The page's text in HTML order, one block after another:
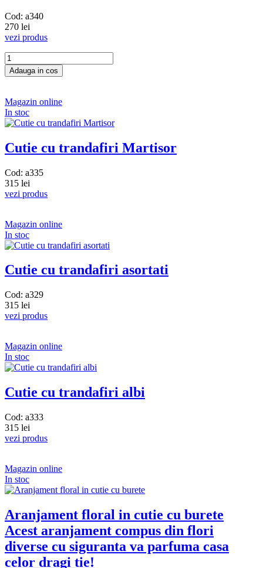
Cod: a340
270 lei
vezi produs
Magazin online
In stoc
Cutie cu trandafiri Martisor
Cod: a335
315 lei
vezi produs
Magazin online
In stoc
Cutie cu trandafiri asortati
Cod: a329
315 lei
vezi produs
Magazin online
In stoc
Cutie cu trandafiri albi
Cod: a333
315 lei
vezi produs
Magazin online
In stoc
Aranjament floral in cutie cu burete
Acest aranjament compus din flori
diverse cu siguranta va parfuma casa
celor dragi tie!